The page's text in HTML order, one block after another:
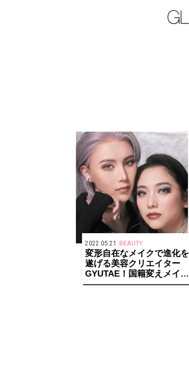
2022.05.21 BEAUTY
変形自在なメイクで進化を
遂げる美容クリエイター
GYUTAE！国籍変えメイク
でGLITTERモデル・